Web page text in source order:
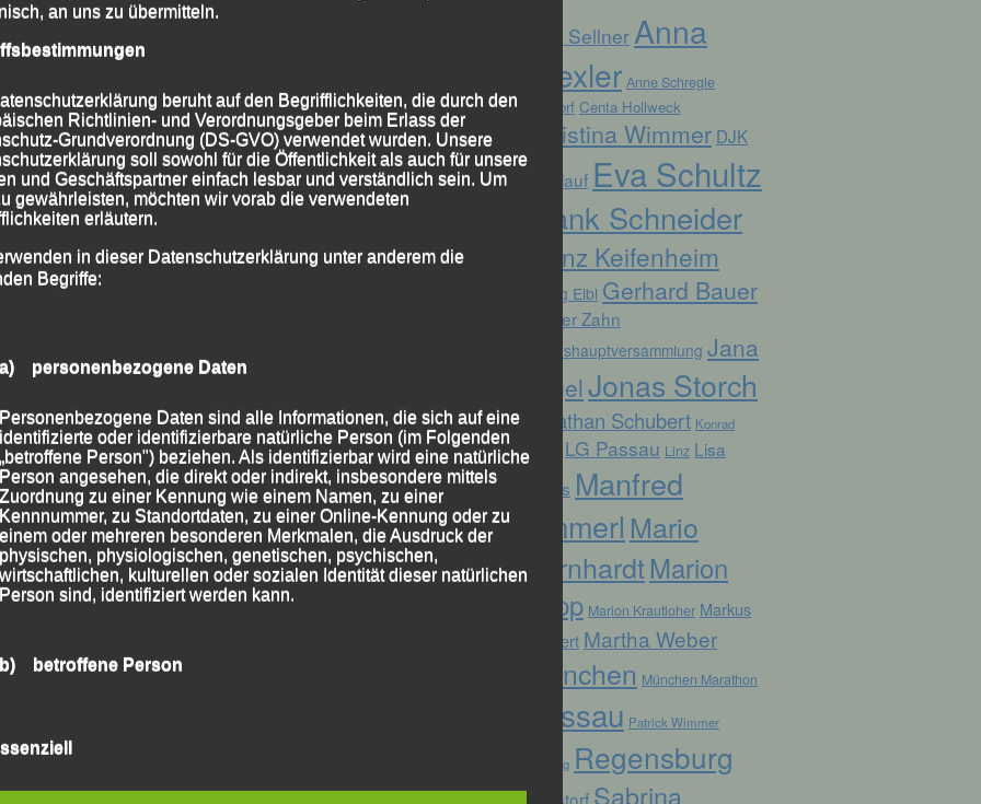
Minuten den Sieg im Frauenhauptlauf über
Alex SellnerundSascha Jägerholten in ihrer
bzw. 33:25,6 Minuten einen Doppelsieg (!),
Gesamtwertung nur dem Österreicher Martin Haas
musste.
Bauerin der Klasse M 60 mit einer Zeit von
09. – 10. Juli
Parklauf, Osterhofen, 09. Juli 2016→
Alex Sellner Anna
Drexler Anne Schregle
Arnstorf Centa Hollweck
Christina Wimmer DJK
Domlauf Eva Schultz
Frank Schneider
Franz Keifenheim
Georg Eibl Gerhard Bauer
Günter Zahn
Jahreshauptversammlung Jana
Vogel Jonas Storch
Jonathan Schubert Konrad
Kufner
LG Passau Linz Lisa
Fuchs Manfred
Ammerl Mario
BernhardtMarion
Kopp Marion Krautloher Markus
Weinert Martha Weber
München München Marathon
Passau Patrick Wimmer
Pocking Regensburg
Ruhstorf Sabrina
an uns zu übermitteln.
beruht auf den Begrifflichkeiten, die durch den
Richtlinien- und Verordnungsgeber beim Erlass der
Grundverordnung (DS-GVO) verwendet wurden. Unsere
soll sowohl für die Öffentlichkeit als auch für unsere
und Geschäftspartner einfach lesbar und verständlich sein. Um
gewährleisten, möchten wir vorab die verwendeten
erläutern.
in dieser Datenschutzerklärung unter anderem die
Begriffe:
a) personenbezogene Daten
Personenbezogene Daten sind alle Informationen, die sich auf eine
identifizierte oder identifizierbare natürliche Person (im Folgenden
„betroffene Person") beziehen. Als identifizierbar wird eine natürliche
Person angesehen, die direkt oder indirekt, insbesondere mittels
Zuordnung zu einer Kennung wie einem Namen, zu einer
Kennnummer, zu Standortdaten, zu einer Online-Kennung oder zu
einem oder mehreren besonderen Merkmalen, die Ausdruck der
physischen, physiologischen, genetischen, psychischen,
wirtschaftlichen, kulturellen oder sozialen Identität dieser natürlichen
Person sind, identifiziert werden kann.
b) betroffene Person
Verarbeitung Verantwortlichen verarbeitet werden.